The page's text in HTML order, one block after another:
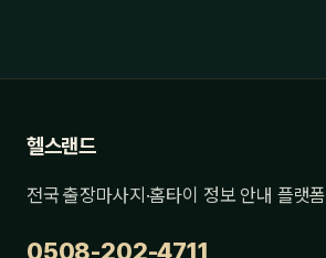
헬스랜드
전국 출장마사지·홈타이 정보 안내 플랫폼
0508-202-4711